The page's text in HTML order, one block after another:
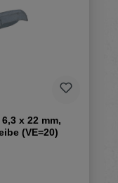
x 22 mm,
(VE=20)